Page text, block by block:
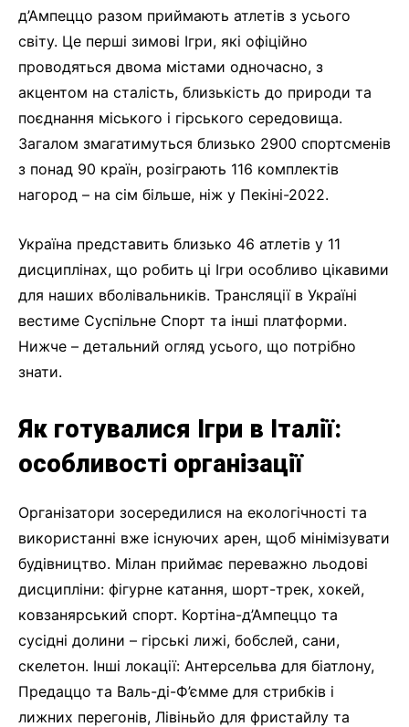
д’Ампеццо разом приймають атлетів з усього
світу. Це перші зимові Ігри, які офіційно
проводяться двома містами одночасно, з
акцентом на сталість, близькість до природи та
поєднання міського і гірського середовища.
Загалом змагатимуться близько 2900 спортсменів
з понад 90 країн, розіграють 116 комплектів
нагород – на сім більше, ніж у Пекіні-2022.
Україна представить близько 46 атлетів у 11
дисциплінах, що робить ці Ігри особливо цікавими
для наших вболівальників. Трансляції в Україні
вестиме Суспільне Спорт та інші платформи.
Нижче – детальний огляд усього, що потрібно
знати.
Як готувалися Ігри в Італії:
особливості організації
Організатори зосередилися на екологічності та
використанні вже існуючих арен, щоб мінімізувати
будівництво. Мілан приймає переважно льодові
дисципліни: фігурне катання, шорт-трек, хокей,
ковзанярський спорт. Кортіна-д’Ампеццо та
сусідні долини – гірські лижі, бобслей, сани,
скелетон. Інші локації: Антерсельва для біатлону,
Предаццо та Валь-ді-Ф’ємме для стрибків і
лижних перегонів, Лівіньйо для фристайлу та